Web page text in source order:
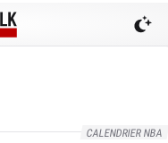
CALENDRIER NBA